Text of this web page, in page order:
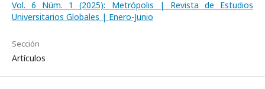
Vol. 6 Núm. 1 (2025): Metrópolis | Revista de Estudios
Universitarios Globales | Enero-Junio
Sección
Artículos